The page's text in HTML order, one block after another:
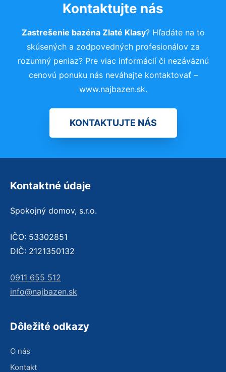
Kontaktujte nás
Zastrešenie bazéna Zlaté Klasy? Hľadáte na to
skúsených a zodpovedných profesionálov za
rozumný peniaz? Pre viac informácií či nezáväznú
cenovú ponuku nás neváhajte kontaktovať –
www.najbazen.sk.
KONTAKTUJTE NÁS
Kontaktné údaje
Spokojný domov, s.r.o.
IČO: 53302851
DIČ: 2121350132
0911 655 512
info@najbazen.sk
Dôležité odkazy
O nás
Kontakt